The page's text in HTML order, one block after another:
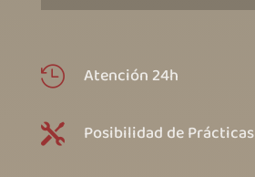
 Atención 24h
 Posibilidad de Prácticas